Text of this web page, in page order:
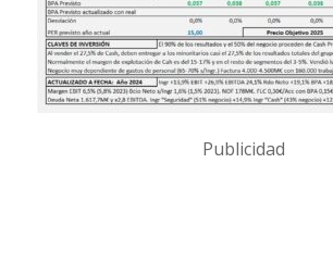
Publicidad